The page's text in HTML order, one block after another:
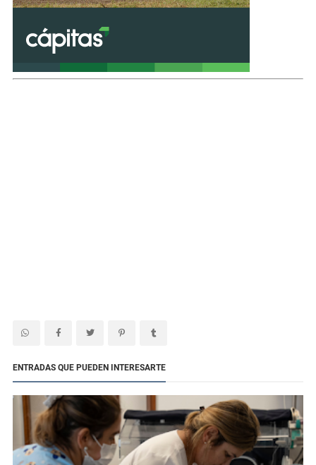
ENTRADAS QUE PUEDEN INTERESARTE